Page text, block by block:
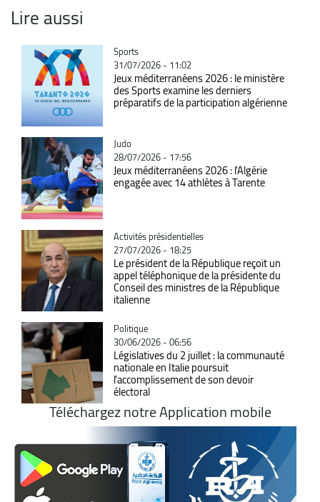
Lire aussi
Catégorie
Sports
31/07/2026 - 11:02
Jeux méditerranéens 2026 : le ministère
des Sports examine les derniers
préparatifs de la participation algérienne
Catégorie
Judo
28/07/2026 - 17:56
Jeux méditerranéens 2026 : l'Algérie
engagée avec 14 athlètes à Tarente
Catégorie
Activités présidentielles
27/07/2026 - 18:25
Le président de la République reçoit un
appel téléphonique de la présidente du
Conseil des ministres de la République
italienne
Catégorie
Politique
30/06/2026 - 06:56
Législatives du 2 juillet : la communauté
nationale en Italie poursuit
l'accomplissement de son devoir
électoral
Téléchargez notre Application mobile